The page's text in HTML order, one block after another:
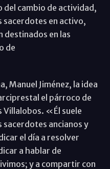
cambio de actividad,
sacerdotes en activo,
destinados en las
de
Manuel Jiménez, la idea
el párroco de
Villalobos. «Él suele
sacerdotes ancianos y
el día a resolver
a hablar de
y a compartir con